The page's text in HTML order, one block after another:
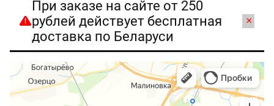
При заказе на сайте от 250
рублей действует бесплатная
доставка по Беларуси
×